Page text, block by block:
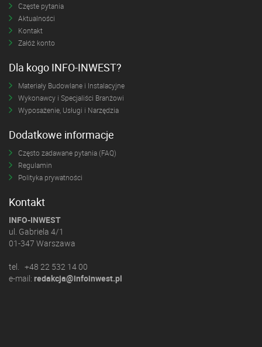
Częste pytania
Aktualności
Kontakt
Załóż konto
Dla kogo INFO-INWEST?
Materiały Budowlane i Instalacyjne
Wykonawcy i Specjaliści Branżowi
Wyposażenie, Usługi i Narzędzia
Dodatkowe informacje
Często zadawane pytania (FAQ)
Regulamin
Polityka prywatności
Kontakt
INFO-INWEST
ul. Gabriela 4/1
01-347 Warszawa
tel. +48 22 532 14 00
e-mail: redakcja@infoinwest.pl